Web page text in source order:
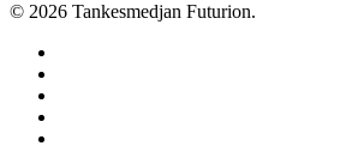
© 2026 Tankesmedjan Futurion.